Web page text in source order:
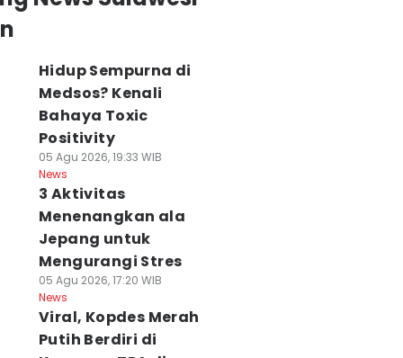
Hidup Sempurna di
Medsos? Kenali
Bahaya Toxic
Positivity
05 Agu 2026, 19:33 WIB
News
3 Aktivitas
Menenangkan ala
Jepang untuk
Mengurangi Stres
05 Agu 2026, 17:20 WIB
News
Viral, Kopdes Merah
Putih Berdiri di